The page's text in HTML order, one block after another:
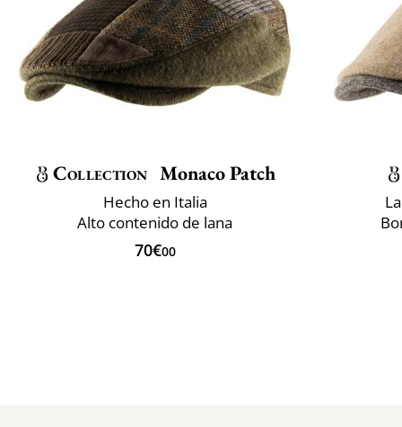
Collection Monaco Patch
Hecho en Italia
Alto contenido de lana
70€00